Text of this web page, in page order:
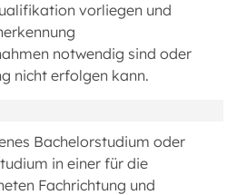
vorliegen und
notwendig sind oder
nicht erfolgen kann.
Bachelorstudium oder
in einer für die
Fachrichtung und